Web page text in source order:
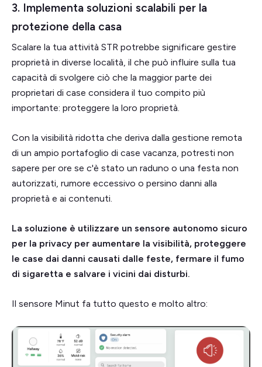
3. Implementa soluzioni scalabili per la
protezione della casa
Scalare la tua attività STR potrebbe significare gestire
proprietà in diverse località, il che può influire sulla tua
capacità di svolgere ciò che la maggior parte dei
proprietari di case considera il tuo compito più
importante: proteggere la loro proprietà.
Con la visibilità ridotta che deriva dalla gestione remota
di un ampio portafoglio di case vacanza, potresti non
sapere per ore se c'è stato un raduno o una festa non
autorizzati, rumore eccessivo o persino danni alla
proprietà e ai contenuti.
La soluzione è utilizzare un sensore autonomo sicuro
per la privacy per aumentare la visibilità, proteggere
le case dai danni causati dalle feste, fermare il fumo
di sigaretta e salvare i vicini dai disturbi.
Il sensore Minut fa tutto questo e molto altro: